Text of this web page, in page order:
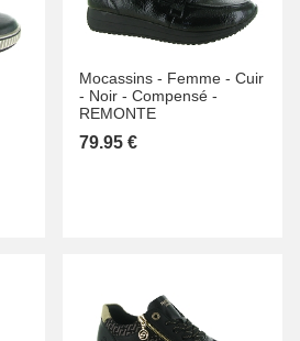
Mocassins - Femme - Cuir
- Noir - Compensé -
REMONTE
79.95 €